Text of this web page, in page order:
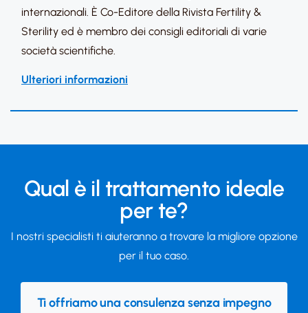
internazionali. È Co-Editore della Rivista Fertility &
Sterility ed è membro dei consigli editoriali di varie
società scientifiche.
Ulteriori informazioni
Qual è il trattamento ideale
per te?
I nostri specialisti ti aiuteranno a trovare la migliore opzione
per il tuo caso.
Ti offriamo una consulenza senza impegno